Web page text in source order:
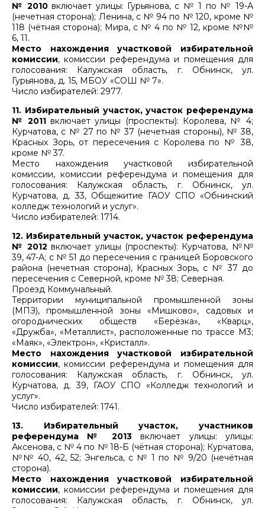
№ 2010включает улицы: Гурьянова, с № 1 по № 19-А
(нечетная сторона); Ленина, с № 94 по № 120, кроме №
118 (чётная сторона); Мира, с № 4 по № 12, кроме №№
6, 11.
Место нахождения участковой избирательной
комиссии, комиссии референдума и помещения для
голосования: Калужская область, г. Обнинск, ул.
Гурьянова, д. 15, МБОУ «СОШ № 7».
Число избирателей: 2977.
11. Избирательный участок, участок референдума
№ 2011 включает улицы (проспекты): Королева, № 4;
Курчатова, с № 27 по № 37 (нечетная стороны), № 38,
Красных Зорь, от пересечения с Королева по № 38,
кроме № 37.
Место нахождения участковой избирательной
комиссии, комиссии референдума и помещения для
голосования: Калужская область, г. Обнинск, ул.
Курчатова, д. 33, Общежитие ГАОУ СПО «Обнинский
колледж технологий и услуг».
Число избирателей: 1714.
12. Избирательный участок, участок референдума
№ 2012 включает улицы (проспекты): Курчатова, №№
39, 47-А; с № 51 до пересечения с границей Боровского
района (нечетная сторона), Красных Зорь, с № 37 до
пересечения с Северной, кроме № 38; Северная.
Проезд Коммунальный.
Территории муниципальной промышленной зоны
(МПЗ), промышленной зоны «Мишково», садовых и
огороднических обществ «Берёзка», «Кварц»,
«Дружба», «Металлист», расположенные по трассе М3;
«Маяк», «Электрон», «Кристалл».
Место нахождения участковой избирательной
комиссии, комиссии референдума и помещения для
голосования: Калужская область, г. Обнинск, ул.
Курчатова, д. 39, ГАОУ СПО «Колледж технологий и
услуг».
Число избирателей: 1741.
13. Избирательный участок, участников
референдума № 2013 включает улицы: улицы:
Аксенова, с № 4 по № 18-Б (чётная сторона); Курчатова,
№№ 40, 42, 52; Энгельса, с № 1 по № 9/20 (нечётная
сторона).
Место нахождения участковой избирательной
комиссии, комиссии референдума и помещения для
голосования: Калужская область, г. Обнинск, ул.